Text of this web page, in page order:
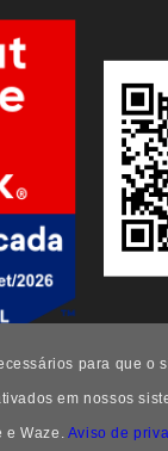
para que o
em nossos
e Waze. Aviso de